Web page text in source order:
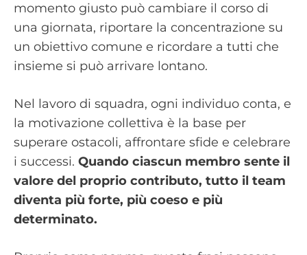
momento giusto può cambiare il corso di
una giornata, riportare la concentrazione su
un obiettivo comune e ricordare a tutti che
insieme si può arrivare lontano.
Nel lavoro di squadra, ogni individuo conta, e
la motivazione collettiva è la base per
superare ostacoli, affrontare sfide e celebrare
i successi. Quando ciascun membro sente il
valore del proprio contributo, tutto il team
diventa più forte, più coeso e più
determinato.